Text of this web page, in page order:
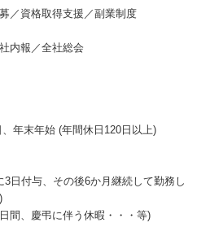
／資格取得支援／副業制度
内報／全社総会
年末年始 (年間休日120日以上)
日付与、その後6か月継続して勤務し
間、慶弔に伴う休暇・・・等)